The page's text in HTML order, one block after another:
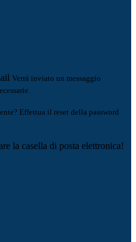
Verrà inviato un messaggio
Effettua il reset della password
la casella di posta elettronica!